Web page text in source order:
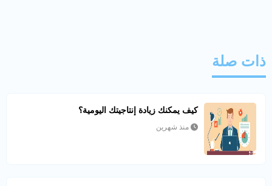
ذات صلة
كيف يمكنك زيادة إنتاجيتك اليومية؟
منذ شهرين